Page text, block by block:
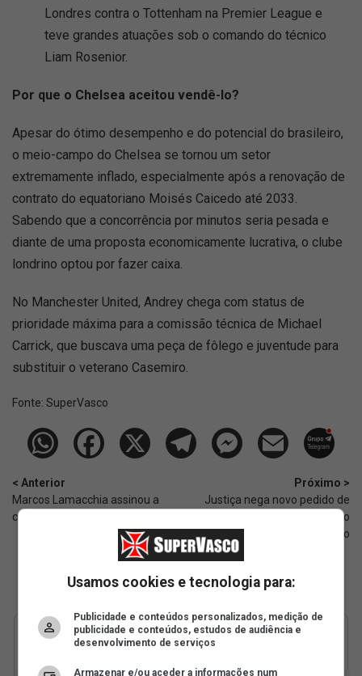
Londres contra o Tottenham na Premier League e
teve grandes atuações sob o comando do técnico
Liam Rosenior.
Por que o Chelsea aceitou vendê-lo?
Apesar do ótimo desempenho e do potencial do brasileiro,
o meio-campo do Chelsea se tornou um setor
extremamente inflado, especialmente após a renovação de
contrato do equatoriano Moisés Caicedo até 2033.
Sabendo que a concorrência por minutos seria pesada e
diante de uma proposta economicamente lucrativa, o clube
londrino optou por fazer caixa.
No Manchester United, Andrey chega com status de
prioridade máxima para a comissão técnica de Michael
Carrick, que buscava uma peça de fôlego e juventude para
substituir o veterano Casemiro.
Fonte: SuperVasco‎‎‎‎‎‎
< Anterior
Marcos Lamacchia assinou a
carta com nome de empresa
Próximo >
Justiça nega novo pedido de
reconsideração apresentado
pelo Vasco
Usamos cookies e tecnologia para:
Publicidade e conteúdos personalizados, medição de
publicidade e conteúdos, estudos de audiência e
desenvolvimento de serviços
Armazenar e/ou aceder a informações num